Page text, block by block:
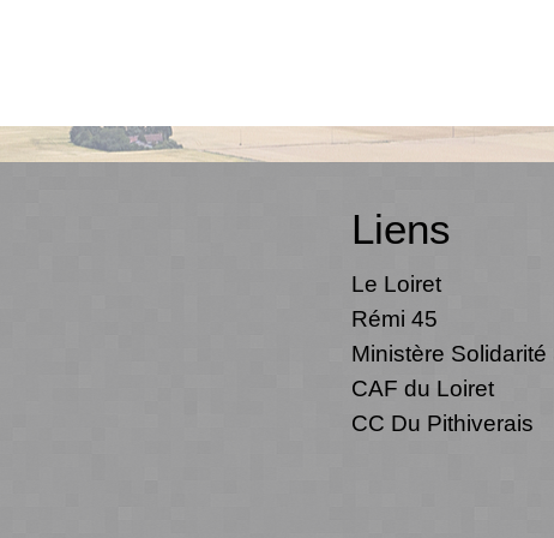
Liens
Le Loiret
Rémi 45
Ministère Solidarité
CAF du Loiret
CC Du Pithiverais